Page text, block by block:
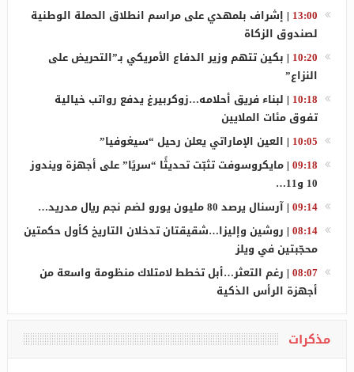
13:00
| إشراف بلمهدي على مراسم انطلاق الحملة الوطنية
لصندوق الزكاة
10:20
| بكين تتهم وزير الدفاع الأمريكي بـ”التحريض على
النزاع”
10:18
| لبناء فريق أحلامه…زوكربيرغ يدفع رواتب خيالية
تفوق مئات الملايين
10:05
| العين الإماراتي يعلن رحيل “سيغوفيا”
09:18
| مايكروسوفت تثبّت تحديثًا “سريًا” على أجهزة ويندوز
10 و11…
09:14
| آرسنال يرصد 80 مليون يورو لضم نجم ريال مدريد…
08:14
| روشين وإليزا…شقيقتان تدخلان التاريخ كأول حكمتين
محجّبتين في ويلز
08:07
| رغم التعثر…أبل تخطط لامتلاك منظومة واسعة من
أجهزة الرأس الذكية
مذكرات